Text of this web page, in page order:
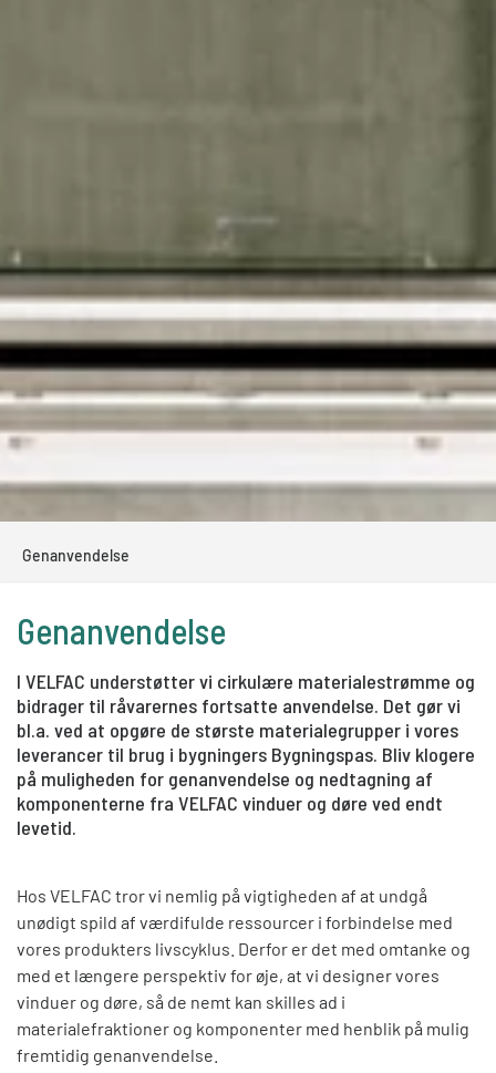
Genanvendelse
Genanvendelse
I VELFAC understøtter vi cirkulære materialestrømme og
bidrager til råvarernes fortsatte anvendelse. Det gør vi
bl.a. ved at opgøre de største materialegrupper i vores
leverancer til brug i bygningers Bygningspas. Bliv klogere
på muligheden for genanvendelse og nedtagning af
komponenterne fra VELFAC vinduer og døre ved endt
levetid.
Hos VELFAC tror vi nemlig på vigtigheden af at undgå
unødigt spild af værdifulde ressourcer i forbindelse med
vores produkters livscyklus. Derfor er det med omtanke og
med et længere perspektiv for øje, at vi designer vores
vinduer og døre, så de nemt kan skilles ad i
materialefraktioner og komponenter med henblik på mulig
fremtidig genanvendelse.